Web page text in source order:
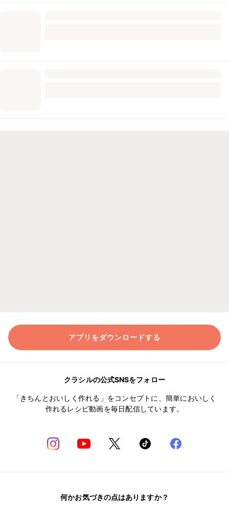
アプリをダウンロードする
クラシルの公式SNSをフォロー
「きちんとおいしく作れる」をコンセプトに、簡単においしく
作れるレシピ動画を毎日配信しています。
何かお気づきの点はありますか？